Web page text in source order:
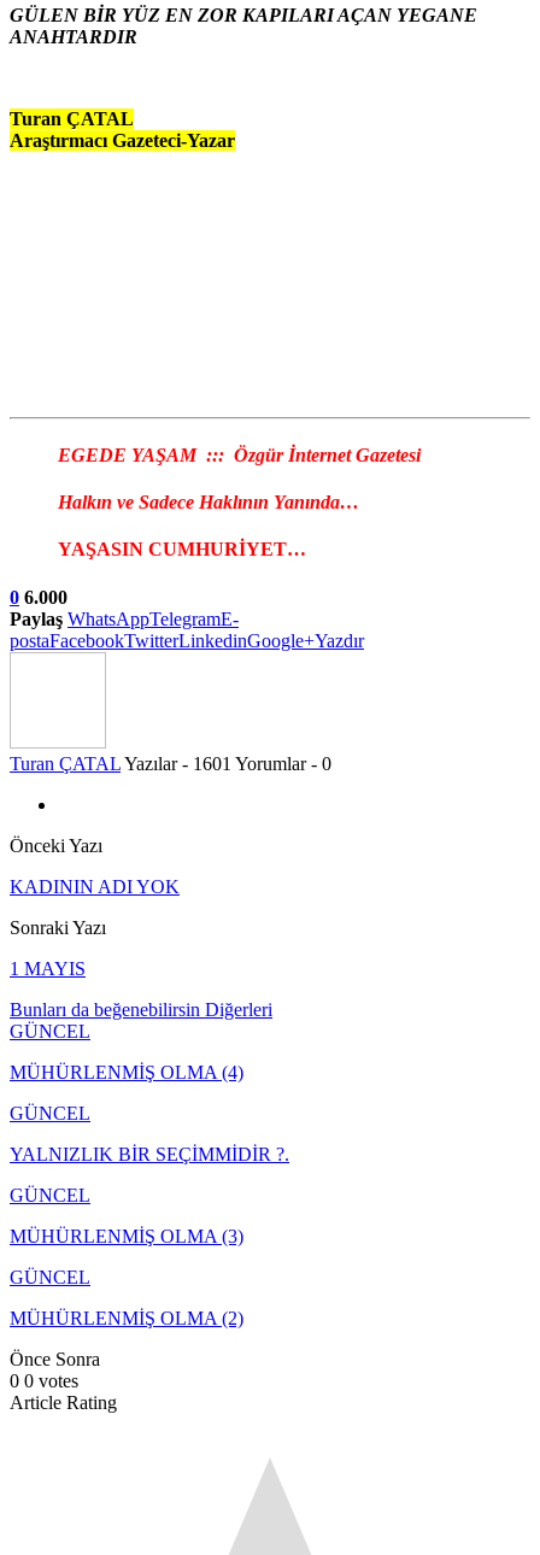
GÜLEN BİR YÜZ EN ZOR KAPILARI AÇAN YEGANE
ANAHTARDIR
Turan ÇATAL
Araştırmacı Gazeteci-Yazar
EGEDE YAŞAM ::: Özgür İnternet Gazetesi
Halkın ve Sadece Haklının Yanında…
YAŞASIN CUMHURİYET…
0 6.000
Paylaş WhatsAppTelegramE-
postaFacebookTwitterLinkedinGoogle+Yazdır
Turan ÇATALYazılar - 1601 Yorumlar - 0
Önceki Yazı
KADININ ADI YOK
Sonraki Yazı
1 MAYIS
Bunları da beğenebilirsin Diğerleri
GÜNCEL
MÜHÜRLENMİŞ OLMA (4)
GÜNCEL
YALNIZLIK BİR SEÇİMMİDİR ?.
GÜNCEL
MÜHÜRLENMİŞ OLMA (3)
GÜNCEL
MÜHÜRLENMİŞ OLMA (2)
Önce Sonra
0 0 votes
Article Rating